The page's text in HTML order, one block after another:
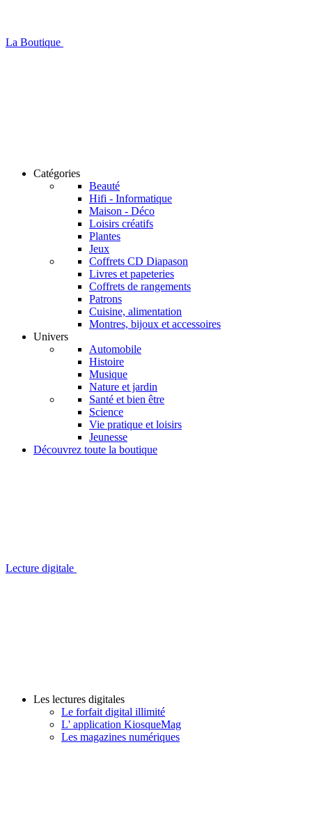
La Boutique
Catégories
Beauté
Hifi - Informatique
Maison - Déco
Loisirs créatifs
Plantes
Jeux
Coffrets CD Diapason
Livres et papeteries
Coffrets de rangements
Patrons
Cuisine, alimentation
Montres, bijoux et accessoires
Univers
Automobile
Histoire
Musique
Nature et jardin
Santé et bien être
Science
Vie pratique et loisirs
Jeunesse
Découvrez toute la boutique
Lecture digitale
Les lectures digitales
Le forfait digital illimité
L' application KiosqueMag
Les magazines numériques